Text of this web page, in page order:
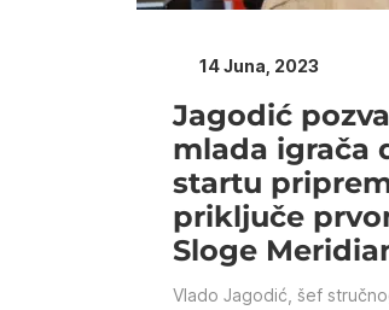
14 Juna, 2023
Jagodić
mlada igrača
startu
priključe
Sloge
Vlado Jagodić, šef